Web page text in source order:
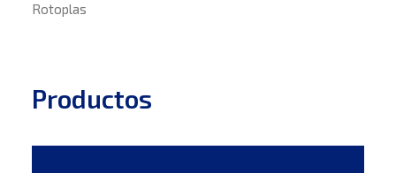
Rotoplas
Productos